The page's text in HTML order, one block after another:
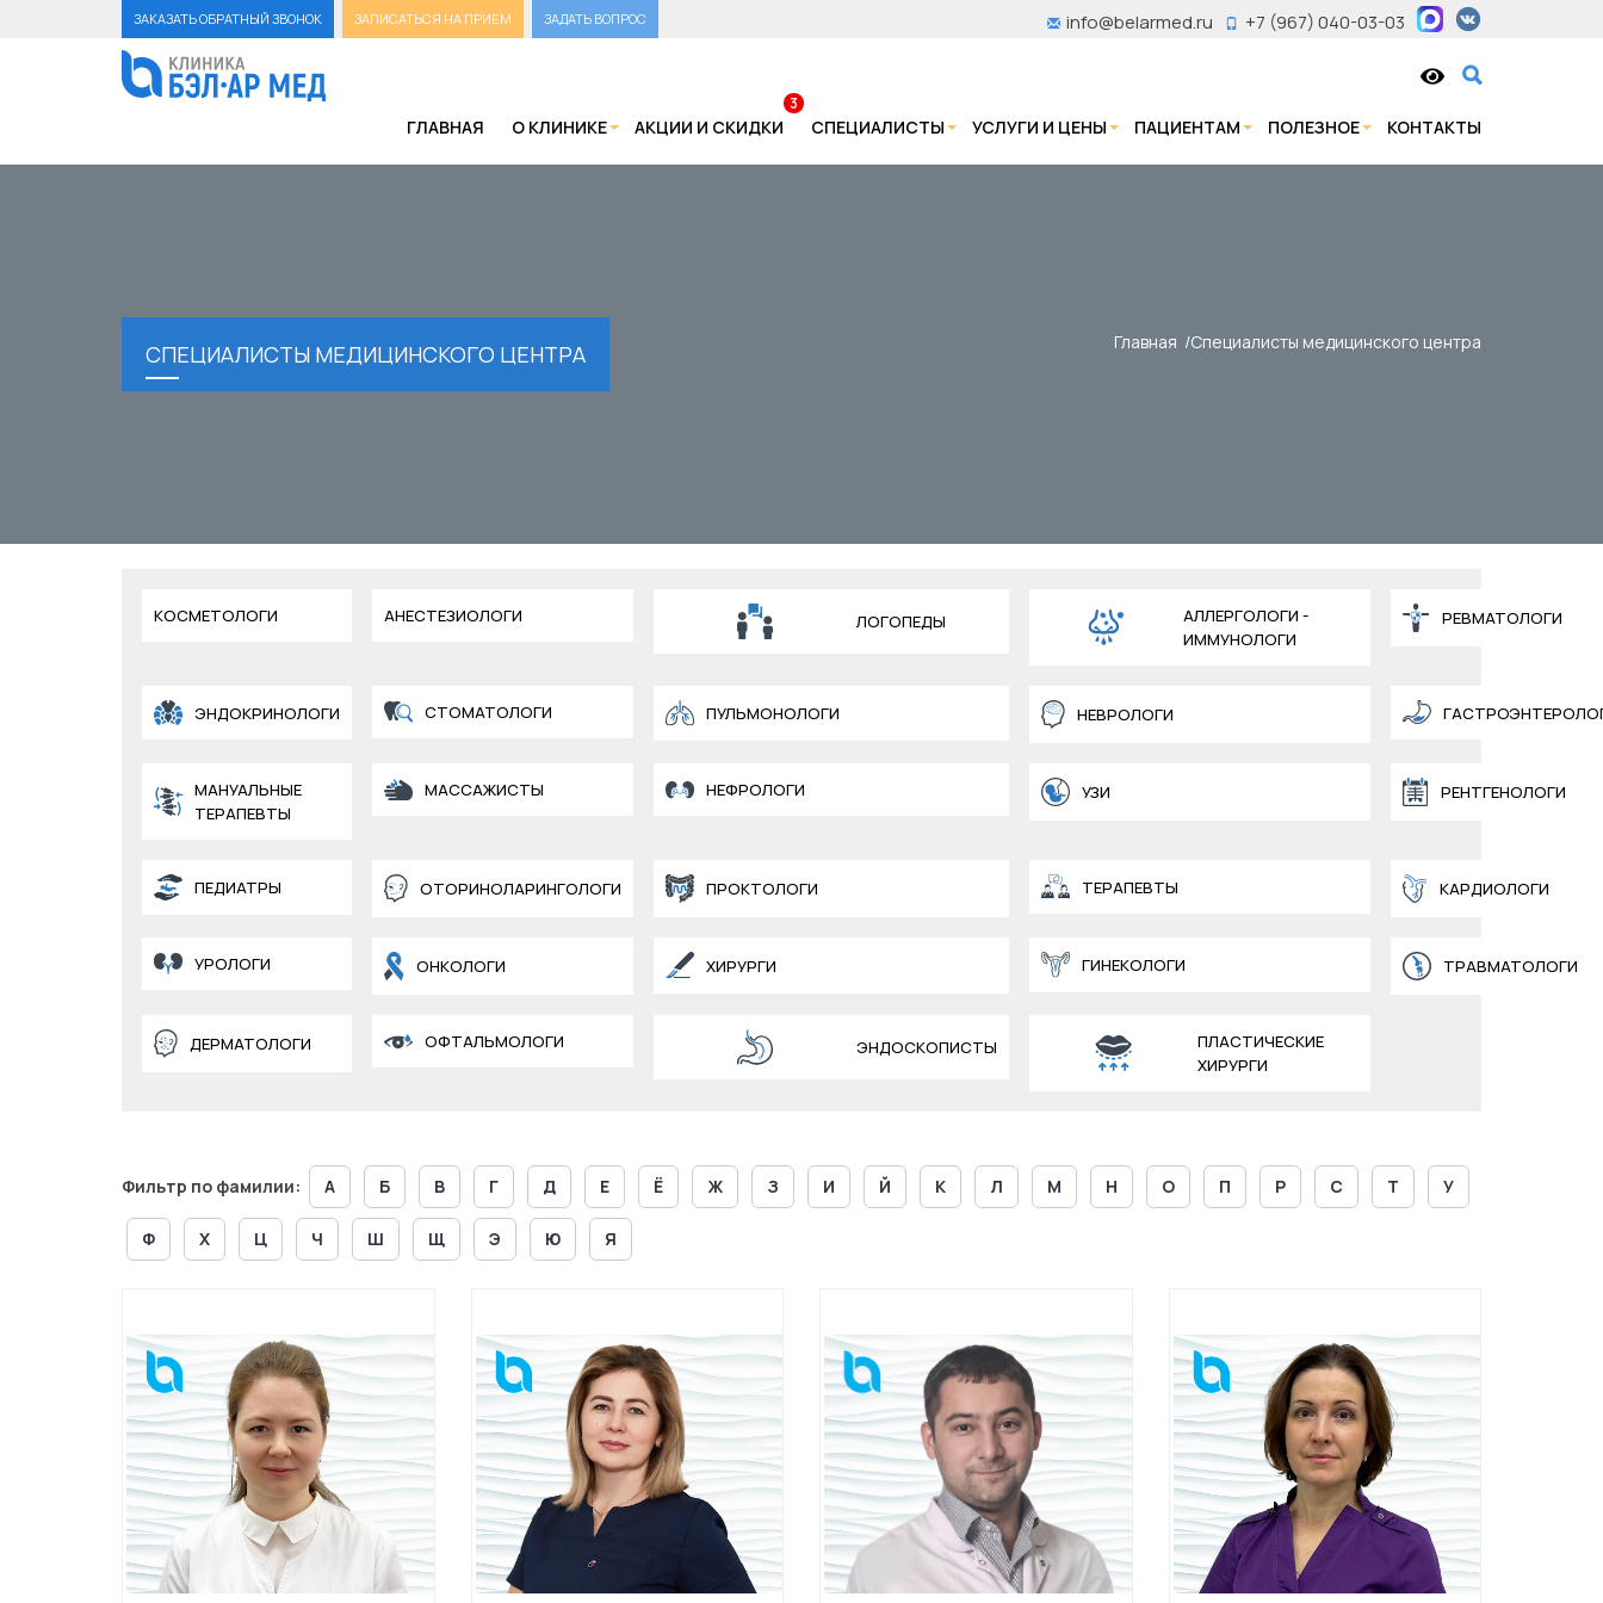
ЗАКАЗАТЬ ОБРАТНЫЙ ЗВОНОК ЗАПИСАТЬСЯ НА ПРИЕМ ЗАДАТЬ ВОПРОС +7 (967) 040-03-03
info@belarmed.ru
ГЛАВНАЯ О КЛИНИКЕ АКЦИИ И СКИДКИ
3
СПЕЦИАЛИСТЫ УСЛУГИ И ЦЕНЫ ПАЦИЕНТАМ ПОЛЕЗНОЕ КОНТАКТЫ
СПЕЦИАЛИСТЫ МЕДИЦИНСКОГО ЦЕНТРА Главная Специалисты медицинского центра
КОСМЕТОЛОГИ АНЕСТЕЗИОЛОГИ ЛОГОПЕДЫ
АЛЛЕРГОЛОГИ -
ИММУНОЛОГИ
РЕВМАТОЛОГИ
ЭНДОКРИНОЛОГИ СТОМАТОЛОГИ ПУЛЬМОНОЛОГИ НЕВРОЛОГИ
МАНУАЛЬНЫЕ
ТЕРАПЕВТЫ
МАССАЖИСТЫ НЕФРОЛОГИ УЗИ РЕНТГЕНОЛОГИ
ПЕДИАТРЫ ОТОРИНОЛАРИНГОЛОГИ ПРОКТОЛОГИ ТЕРАПЕВТЫ КАРДИОЛОГИ
УРОЛОГИ ОНКОЛОГИ ХИРУРГИ ГИНЕКОЛОГИ ТРАВМАТОЛОГИ
ДЕРМАТОЛОГИ ОФТАЛЬМОЛОГИ ЭНДОСКОПИСТЫ
ПЛАСТИЧЕСКИЕ
ХИРУРГИ
Фильтр по фамилии: А Б В Г Д Е Ё Ж З И Й К Л М Н О П Р С Т У
Ф Х Ц Ч Ш Щ Э Ю Я